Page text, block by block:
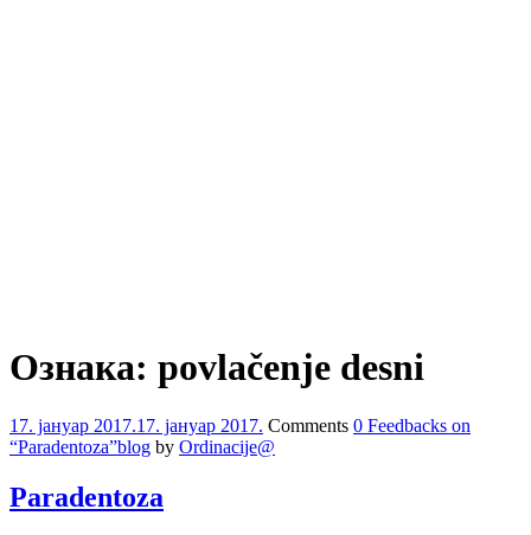
Ознака: povlačenje desni
17. јануар 2017.17. јануар 2017. Comments 0 Feedbacks on
“Paradentoza”blog by Ordinacije@
Paradentoza